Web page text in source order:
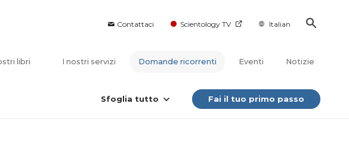
Contattaci Scientology TV Italian
libri I nostri servizi Domande ricorrenti Eventi Notizie
Sfoglia tutto Fai il tuo primo passo